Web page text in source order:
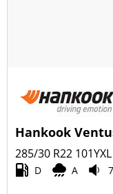
Hankook
285/30 R22 101YXL
D A